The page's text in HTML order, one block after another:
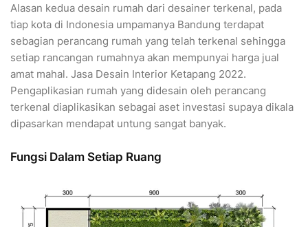
Alasan kedua desain rumah dari desainer terkenal, pada
tiap kota di Indonesia umpamanya Bandung terdapat
sebagian perancang rumah yang telah terkenal sehingga
setiap rancangan rumahnya akan mempunyai harga jual
amat mahal. Jasa Desain Interior Ketapang 2022.
Pengaplikasian rumah yang didesain oleh perancang
terkenal diaplikasikan sebagai aset investasi supaya dikala
dipasarkan mendapat untung sangat banyak.
Fungsi Dalam Setiap Ruang